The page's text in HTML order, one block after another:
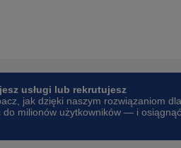
usługi lub rekrutujesz
jak dzięki naszym rozwiązaniom dla
do milionów użytkowników — i osiągnąć